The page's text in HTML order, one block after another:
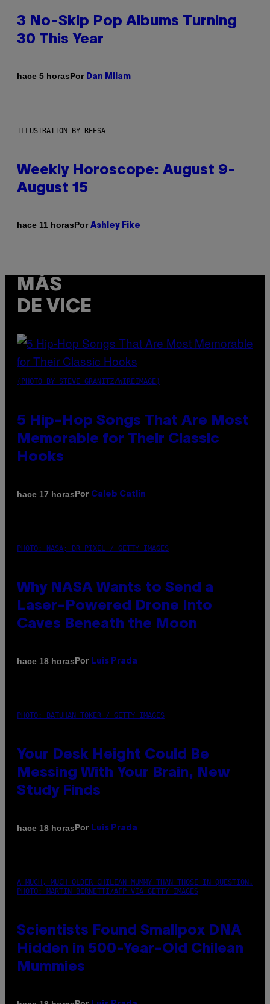
3 No-Skip Pop Albums Turning
30 This Year
hace 5 horasPor Dan Milam
ILLUSTRATION BY REESA
Weekly Horoscope: August 9-
August 15
hace 11 horasPor Ashley Fike
MÁS
DE VICE
(PHOTO BY STEVE GRANITZ/WIREIMAGE)
5 Hip-Hop Songs That Are Most
Memorable for Their Classic
Hooks
hace 17 horasPor Caleb Catlin
PHOTO: NASA; DR PIXEL / GETTY IMAGES
Why NASA Wants to Send a
Laser-Powered Drone Into
Caves Beneath the Moon
hace 18 horasPor Luis Prada
PHOTO: BATUHAN TOKER / GETTY IMAGES
Your Desk Height Could Be
Messing With Your Brain, New
Study Finds
hace 18 horasPor Luis Prada
A MUCH, MUCH OLDER CHILEAN MUMMY THAN THOSE IN QUESTION.
PHOTO: MARTIN BERNETTI/AFP VIA GETTY IMAGES
Scientists Found Smallpox DNA
Hidden in 500-Year-Old Chilean
Mummies